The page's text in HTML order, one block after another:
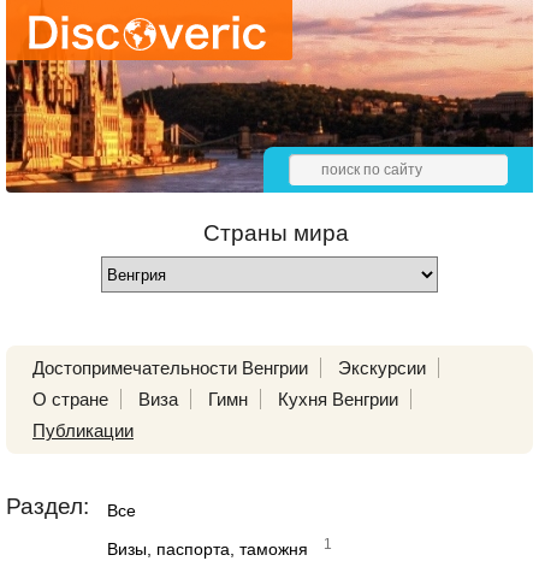
Страны мира
Достопримечательности Венгрии
Экскурсии
О стране
Виза Гимн
Кухня Венгрии
Публикации
Раздел: Все
Визы, паспорта, таможня 1